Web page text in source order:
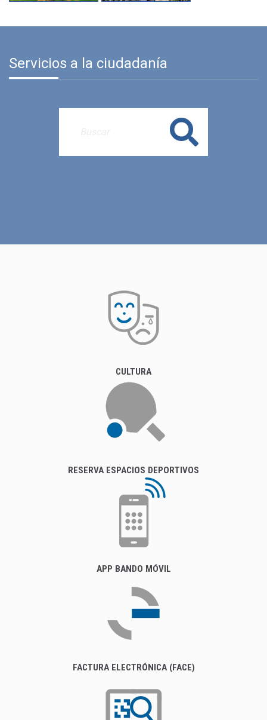
Servicios a la ciudadanía
Buscar
CULTURA
RESERVA ESPACIOS DEPORTIVOS
APP BANDO MÓVIL
FACTURA ELECTRÓNICA (FACE)